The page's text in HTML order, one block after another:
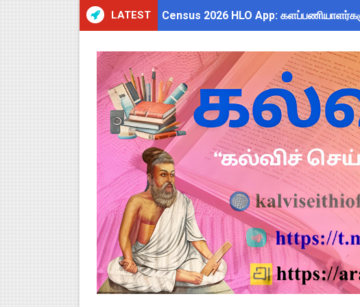
LATEST Census 2026 HLO App:
WWF India வழங்கும் Wild Wisdom
அரசு ஊழியர்களுக்கு ரூ.14,000 கோடி
தமிழகப் பள்ளிகளுக்கு முக்கிய
Kalai Thiruvizha 2026 - 2027 Forms:
4th & 5th Standard Ennum Ezhuthum
2027 Census Duty for Teachers:
Census 2027: கோவை பள்ளி
திருவண்ணாமலை CEO அதிரடி உத்தரவு: